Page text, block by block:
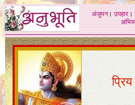
अंजुमन।उपहार।
प्रिय